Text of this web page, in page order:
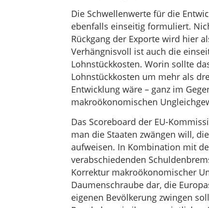
Die Schwellenwerte für die
ebenfalls einseitig formuliert.
Rückgang der Exporte wird hier
Verhängnisvoll ist auch die
Lohnstückkosten. Worin sollte
Lohnstückkosten um mehr als
Entwicklung wäre – ganz im
makroökonomischen
Das Scoreboard der EU-
man die Staaten zwängen will,
aufweisen. In Kombination mit
verabschiedenden
Korrektur makroökonomischer
Daumenschraube dar, die
eigenen Bevölkerung zwingen